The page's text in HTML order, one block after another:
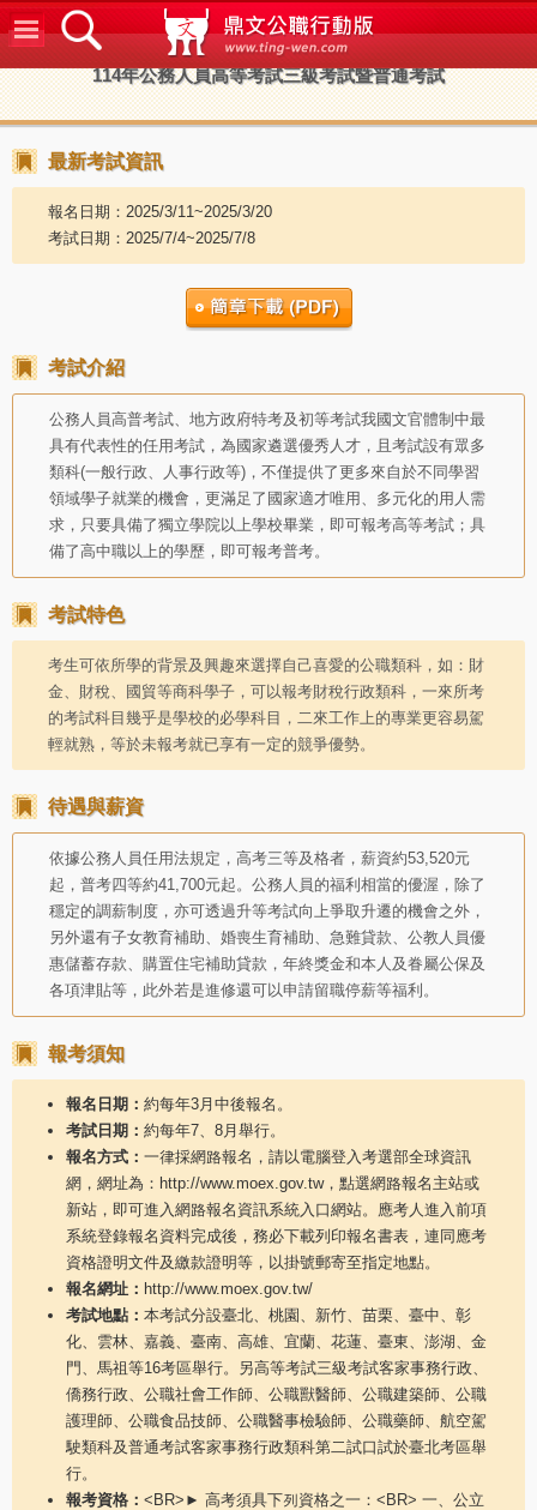
鼎文公
114年公務人員高等考試三級考試暨普通考試
最新考試資訊
報名日期：2025/3/11~2025/3/20
考試日期：2025/7/4~2025/7/8
考試介紹
公務人員高普考試、地方政府特考及初等考試我國文官體制中最
具有代表性的任用考試，為國家遴選優秀人才，且考試設有眾多
類科(一般行政、人事行政等)，不僅提供了更多來自於不同學習
領域學子就業的機會，更滿足了國家適才唯用、多元化的用人需
求，只要具備了獨立學院以上學校畢業，即可報考高等考試；具
備了高中職以上的學歷，即可報考普考。
考試特色
考生可依所學的背景及興趣來選擇自己喜愛的公職類科，如：財
金、財稅、國貿等商科學子，可以報考財稅行政類科，一來所考
的考試科目幾乎是學校的必學科目，二來工作上的專業更容易駕
輕就熟，等於未報考就已享有一定的競爭優勢。
待遇與薪資
依據公務人員任用法規定，高考三等及格者，薪資約53,520元
起，普考四等約41,700元起。公務人員的福利相當的優渥，除了
穩定的調薪制度，亦可透過升等考試向上爭取升遷的機會之外，
另外還有子女教育補助、婚喪生育補助、急難貸款、公教人員優
惠儲蓄存款、購置住宅補助貸款，年終獎金和本人及眷屬公保及
各項津貼等，此外若是進修還可以申請留職停薪等福利。
報考須知
報名日期： 約每年3月中後報名。
考試日期： 約每年7、8月舉行。
報名方式： 一律採網路報名，請以電腦登入考選部全球資訊
網，網址為：http://www.moex.gov.tw，點選網路報名主站或
新站，即可進入網路報名資訊系統入口網站。應考人進入前項
系統登錄報名資料完成後，務必下載列印報名書表，連同應考
資格證明文件及繳款證明等，以掛號郵寄至指定地點。
報名網址： http://www.moex.gov.tw/
考試地點： 本考試分設臺北、桃園、新竹、苗栗、臺中、彰
化、雲林、嘉義、臺南、高雄、宜蘭、花蓮、臺東、澎湖、金
門、馬祖等16考區舉行。另高等考試三級考試客家事務行政、
僑務行政、公職社會工作師、公職獸醫師、公職建築師、公職
護理師、公職食品技師、公職醫事檢驗師、公職藥師、航空駕
駛類科及普通考試客家事務行政類科第二試口試於臺北考區舉
行。
報考資格： <BR>► 高考須具下列資格之一：<BR> 一、公立